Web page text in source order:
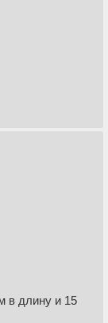
в длину и 15